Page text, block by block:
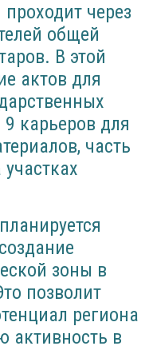
через
общей
В этой
актов для
карьеров для
часть
зоны в
позволит
региона
активность в